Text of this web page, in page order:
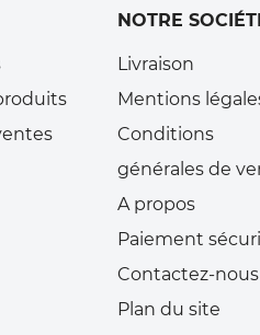
NOTRE
Livraison
Mentions
Conditions
générales de
A propos
Paiement
Contactez-nous
Plan du site